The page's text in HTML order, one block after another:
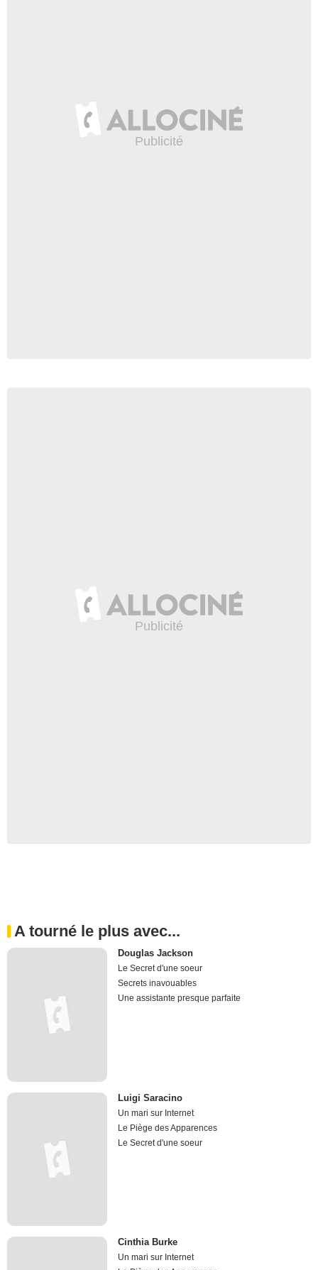
A tourné le plus avec...
Douglas Jackson
Le Secret d'une soeur
Secrets inavouables
Une assistante presque parfaite
Luigi Saracino
Un mari sur Internet
Le Piège des Apparences
Le Secret d'une soeur
Cinthia Burke
Un mari sur Internet